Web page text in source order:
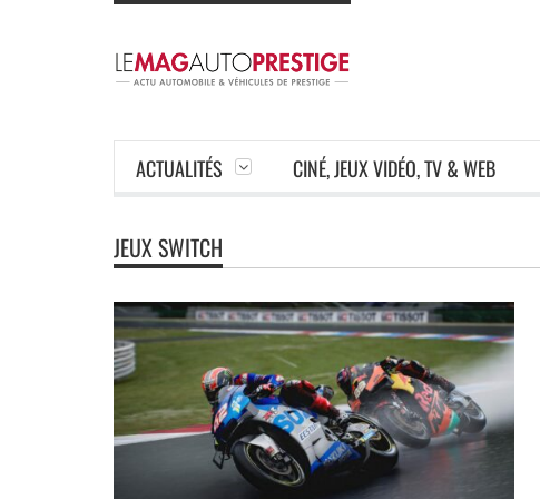
ACTUALITÉS CINÉ, JEUX VIDÉO, TV & WEB
JEUX SWITCH